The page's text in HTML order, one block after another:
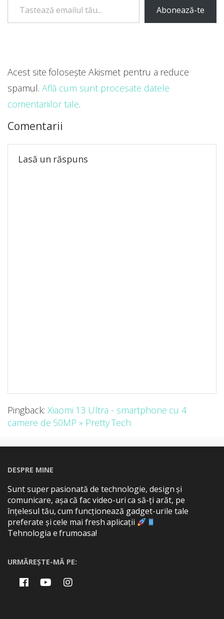
Abonează-te
Comentarii
Pingback: Xiaomi 13 Ultra - smartphone cu 4
camere de 50MP » Pretty Tech
Lasă un răspuns
Acest site folosește Akismet pentru a reduce
spamul. Află cum sunt procesate datele
comentariilor tale.
DESPRE MINE
Sunt super pasionată de technologie, design și
comunicare, așa că fac video-uri ca să-ți arăt, pe
înțelesul tău, cum funcționează gadget-urile tale
preferate și cele mai fresh aplicații
Tehnologia e frumoasa!
URMĂREȘTE-MĂ PE: